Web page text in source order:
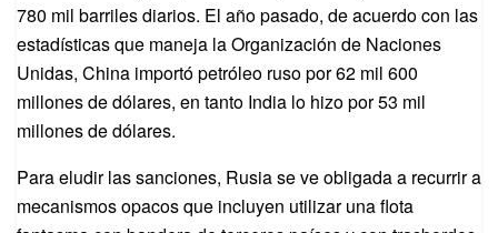
780 mil barriles diarios. El año pasado, de acuerdo con las
estadísticas que maneja la Organización de Naciones
Unidas, China importó petróleo ruso por 62 mil 600
millones de dólares, en tanto India lo hizo por 53 mil
millones de dólares.
Para eludir las sanciones, Rusia se ve obligada a recurrir a
mecanismos opacos que incluyen utilizar una flota